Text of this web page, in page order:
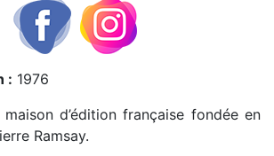
: 1976
d’édition française fondée en
Ramsay.